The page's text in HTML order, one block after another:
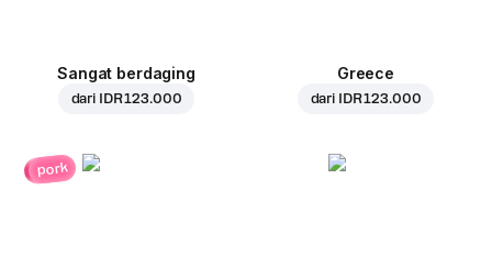
Sangat berdaging
dari IDR 123.000
Greece
dari IDR 123.000
pork